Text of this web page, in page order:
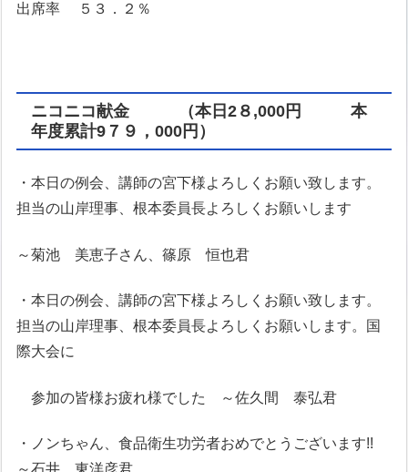
出席率 ５３．２％
ニコニコ献金 （本日2８,000円 本
年度累計9７９，000円 ）
・本日の例会、講師の宮下様よろしくお願い致します。
担当の山岸理事、根本委員長よろしくお願いします
～菊池 美恵子さん、篠原 恒也君
・本日の例会、講師の宮下様よろしくお願い致します。
担当の山岸理事、根本委員長よろしくお願いします。国
際大会に
参加の皆様お疲れ様でした ～佐久間 泰弘君
・ノンちゃん、食品衛生功労者おめでとうございます!!
～石井 東洋彦君